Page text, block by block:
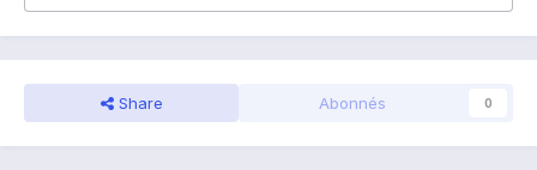
Share Abonnés 0